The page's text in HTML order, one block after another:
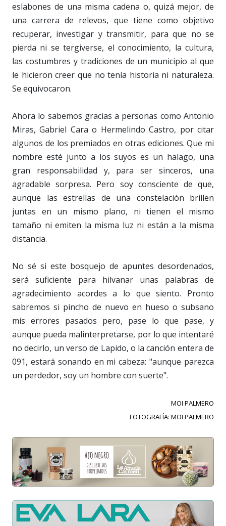
eslabones de una misma cadena o, quizá mejor, de
una carrera de relevos, que tiene como objetivo
recuperar, investigar y transmitir, para que no se
pierda ni se tergiverse, el conocimiento, la cultura,
las costumbres y tradiciones de un municipio al que
le hicieron creer que no tenía historia ni naturaleza.
Se equivocaron.
Ahora lo sabemos gracias a personas como Antonio
Miras, Gabriel Cara o Hermelindo Castro, por citar
algunos de los premiados en otras ediciones. Que mi
nombre esté junto a los suyos es un halago, una
gran responsabilidad y, para ser sinceros, una
agradable sorpresa. Pero soy consciente de que,
aunque las estrellas de una constelación brillen
juntas en un mismo plano, ni tienen el mismo
tamaño ni emiten la misma luz ni están a la misma
distancia.
No sé si este bosquejo de apuntes desordenados,
será suficiente para hilvanar unas palabras de
agradecimiento acordes a lo que siento. Pronto
sabremos si pincho de nuevo en hueso o subsano
mis errores pasados pero, pase lo que pase, y
aunque pueda malinterpretarse, por lo que intentaré
no decirlo, un verso de Lapido, o la canción entera de
091, estará sonando en mi cabeza: "aunque parezca
un perdedor, soy un hombre con suerte".
MOI PALMERO
FOTOGRAFÍA: MOI PALMERO